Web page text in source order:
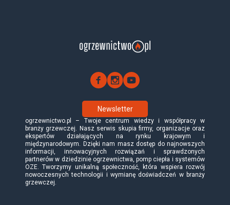
Newsletter
ogrzewnictwo.pl – Twoje centrum wiedzy i współpracy w
branży grzewczej. Nasz serwis skupia firmy, organizacje oraz
ekspertów działających na rynku krajowym i
międzynarodowym. Dzięki nam masz dostęp do najnowszych
informacji, innowacyjnych rozwiązań i sprawdzonych
partnerów w dziedzinie ogrzewnictwa, pomp ciepła i systemów
OZE. Tworzymy unikalną społeczność, która wspiera rozwój
nowoczesnych technologii i wymianę doświadczeń w branży
grzewczej.